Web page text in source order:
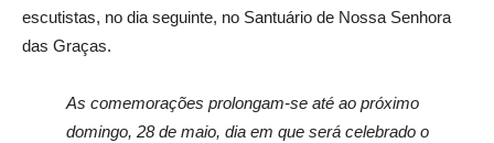
escutistas, no dia seguinte, no Santuário de Nossa Senhora
das Graças.
As comemorações prolongam-se até ao próximo
domingo, 28 de maio, dia em que será celebrado o